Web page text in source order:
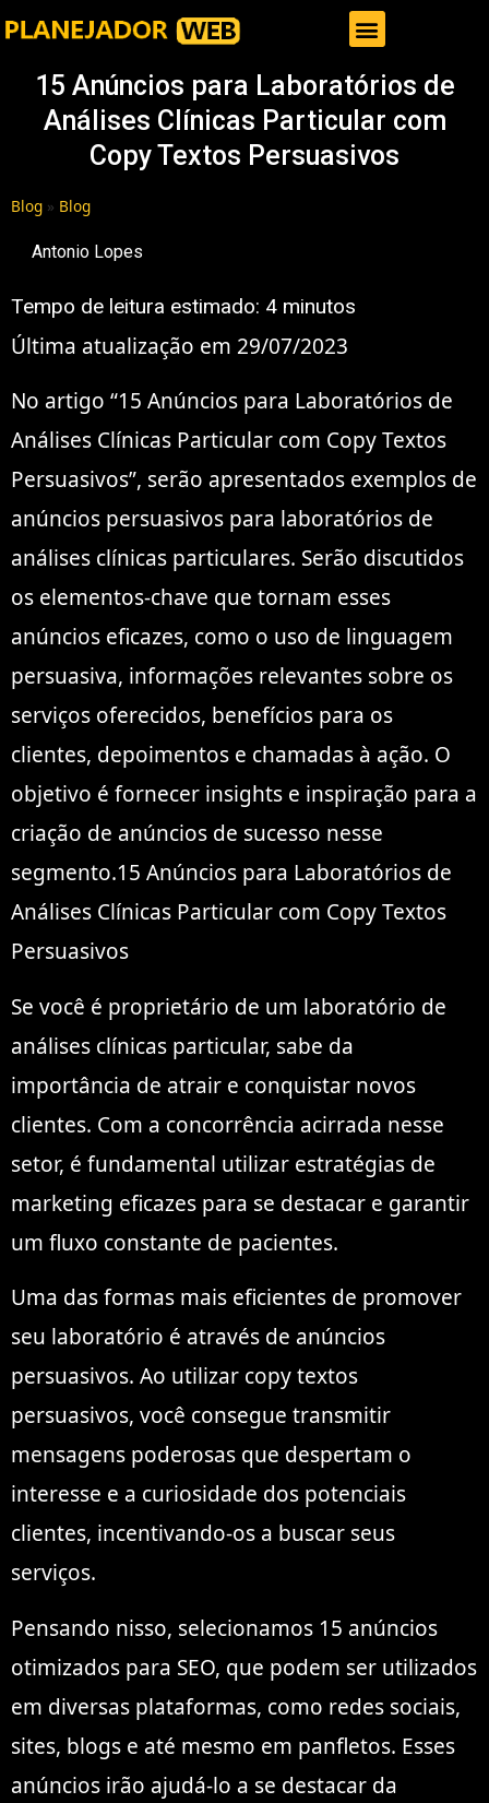
15 Anúncios para Laboratórios de
Análises Clínicas Particular com
Copy Textos Persuasivos
Blog » Blog
Antonio Lopes
Tempo de leitura estimado: 4 minutos
Última atualização em 29/07/2023
No artigo “15 Anúncios para Laboratórios de
Análises Clínicas Particular com Copy Textos
Persuasivos”, serão apresentados exemplos de
anúncios persuasivos para laboratórios de
análises clínicas particulares. Serão discutidos
os elementos-chave que tornam esses
anúncios eficazes, como o uso de linguagem
persuasiva, informações relevantes sobre os
serviços oferecidos, benefícios para os
clientes, depoimentos e chamadas à ação. O
objetivo é fornecer insights e inspiração para a
criação de anúncios de sucesso nesse
segmento.15 Anúncios para Laboratórios de
Análises Clínicas Particular com Copy Textos
Persuasivos
Se você é proprietário de um laboratório de
análises clínicas particular, sabe da
importância de atrair e conquistar novos
clientes. Com a concorrência acirrada nesse
setor, é fundamental utilizar estratégias de
marketing eficazes para se destacar e garantir
um fluxo constante de pacientes.
Uma das formas mais eficientes de promover
seu laboratório é através de anúncios
persuasivos. Ao utilizar copy textos
persuasivos, você consegue transmitir
mensagens poderosas que despertam o
interesse e a curiosidade dos potenciais
clientes, incentivando-os a buscar seus
serviços.
Pensando nisso, selecionamos 15 anúncios
otimizados para SEO, que podem ser utilizados
em diversas plataformas, como redes sociais,
sites, blogs e até mesmo em panfletos. Esses
anúncios irão ajudá-lo a se destacar da